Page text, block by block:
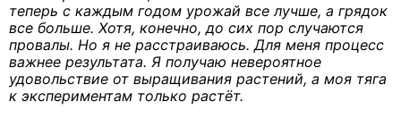
теперь с каждым годом урожай все лучше, а грядок
все больше. Хотя, конечно, до сих пор случаются
провалы. Но я не расстраиваюсь. Для меня процесс
важнее результата. Я получаю невероятное
удовольствие от выращивания растений, а моя тяга
к экспериментам только растёт.